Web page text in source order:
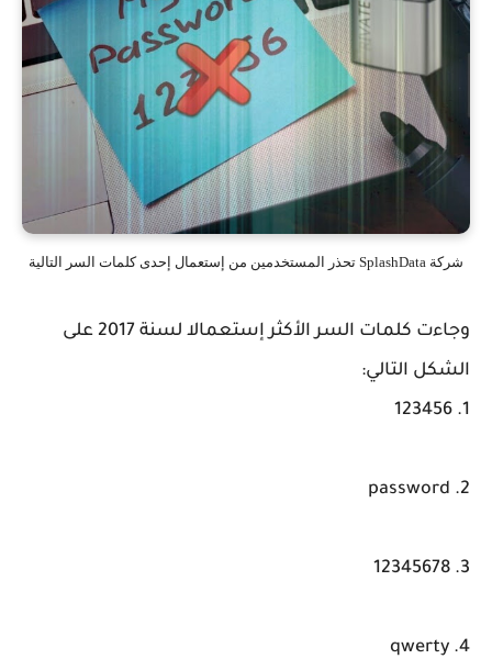
شركة SplashData تحذر المستخدمين من إستعمال إحدى كلمات السر التالية
وجاءت كلمات السر الأكثر إستعمالا لسنة 2017 على
الشكل التالي:
1. 123456
2. password
3. 12345678
4. qwerty